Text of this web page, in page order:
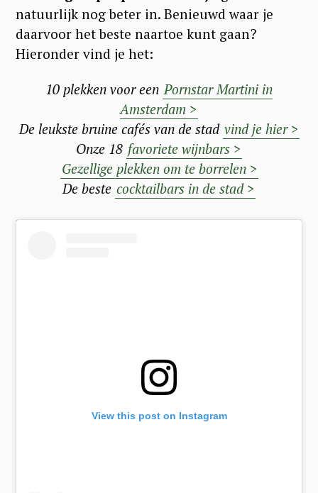
natuurlijk nog beter in. Benieuwd waar je
daarvoor het beste naartoe kunt gaan?
Hieronder vind je het:
10 plekken voor een Pornstar Martini in
Amsterdam >
De leukste bruine cafés van de stad vind je hier >
Onze 18 favoriete wijnbars >
Gezellige plekken om te borrelen >
De beste cocktailbars in de stad >
View this post on Instagram